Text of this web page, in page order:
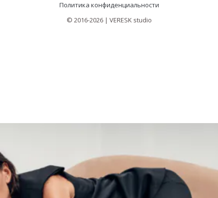
Политика конфиденциальности
© 2016-2026 | VERESK studio